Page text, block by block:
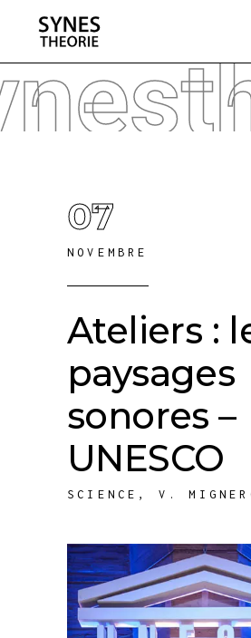
07
NOVEMBRE
Ateliers :
paysages
sonores –
UNESCO
SCIENCE , V.